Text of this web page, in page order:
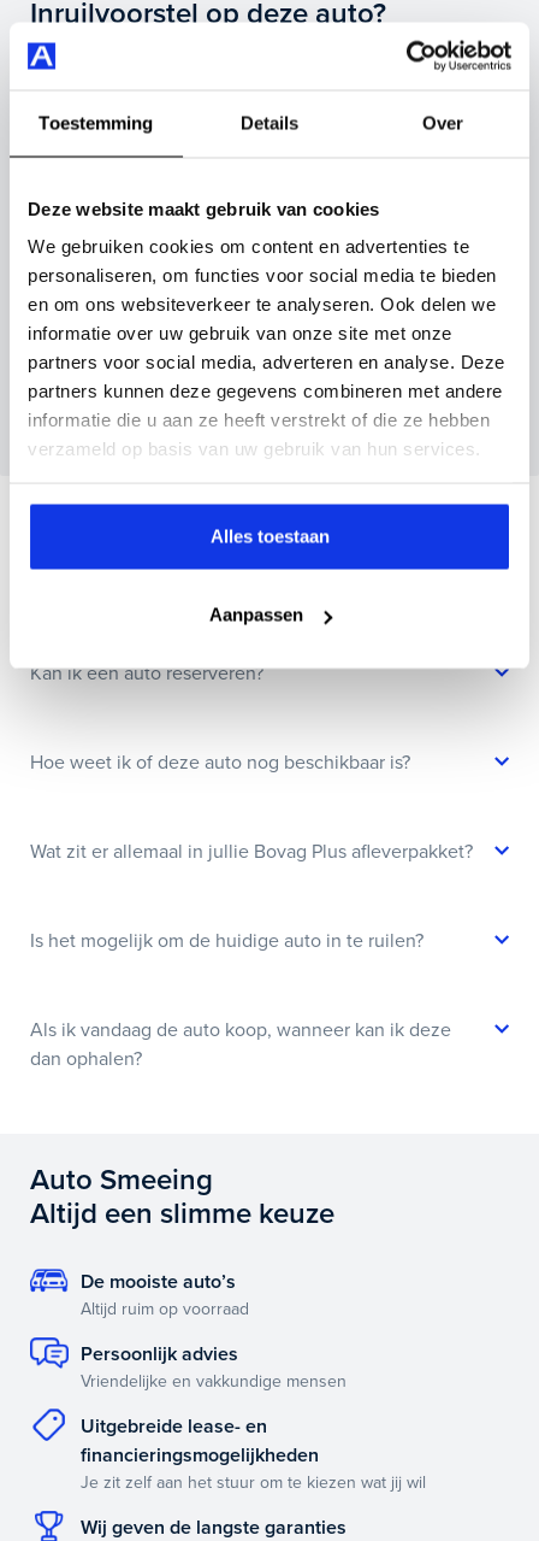
Toestemming Details Over
Deze website maakt gebruik van cookies
We gebruiken cookies om content en advertenties te
personaliseren, om functies voor social media te bieden
en om ons websiteverkeer te analyseren. Ook delen we
informatie over uw gebruik van onze site met onze
partners voor social media, adverteren en analyse. Deze
partners kunnen deze gegevens combineren met andere
informatie die u aan ze heeft verstrekt of die ze hebben
verzameld op basis van uw gebruik van hun services.
Alles toestaan
Aanpassen
achteruitrijcamera, apple carplay/android auto,
dodehoek detectie en nog veel meer.
Je koopt hem voor € 21.695,- maar je kan deze Opel
Maak snel een afspraak in de showroom of bestel hem
direct online.
Inruilvoorstel op deze auto?
Vul hier je gegevens in en vergeet niet foto's van je
Inruilvoorstel aanvragen
Wanneer je foto’s meestuurt ontvang je op
maandag tot en met vrijdag binnen enkele uren
een voorstel.
Veelgestelde vragen
Kan ik een auto reserveren?
Hoe weet ik of deze auto nog beschikbaar is?
Wat zit er allemaal in jullie Bovag Plus afleverpakket?
Is het mogelijk om de huidige auto in te ruilen?
Als ik vandaag de auto koop, wanneer kan ik deze
dan ophalen?
Auto Smeeing
Altijd een slimme keuze
De mooiste auto’s
Altijd ruim op voorraad
Persoonlijk advies
Vriendelijke en vakkundige mensen
Uitgebreide lease- en
financieringsmogelijkheden
Je zit zelf aan het stuur om te kiezen wat jij wil
Wij geven de langste garanties